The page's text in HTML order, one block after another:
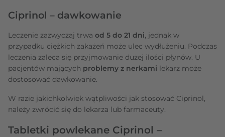
Ciprinol – dawkowanie
Leczenie zazwyczaj trwa od 5 do 21 dni, jednak w
przypadku ciężkich zakażeń może ulec wydłużeniu. Podczas
leczenia zaleca się przyjmowanie dużej ilości płynów. U
pacjentów mających problemy z nerkami lekarz może
dostosować dawkowanie.
W razie jakichkolwiek wątpliwości jak stosować Ciprinol,
należy zwrócić się do lekarza lub farmaceuty.
Tabletki powlekane Ciprinol –